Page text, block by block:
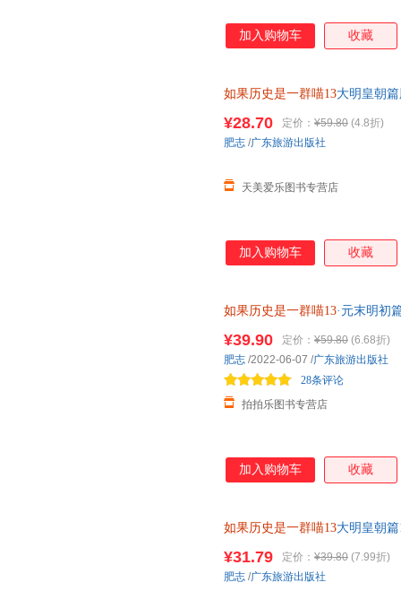
加入购物车 收藏
如果历史是一群喵13大明皇朝
¥28.70 定价： ¥59.80 (4.8折)
天美爱乐图书专营店
肥志 /广东旅游出版社
加入购物车 收藏
如果历史是一群喵13·元末明初
¥39.90 定价： ¥59.80 (6.68折)
拍拍乐图书专营店
28条评论
肥志 /2022-06-07 /广东旅游出版社
加入购物车 收藏
如果历史是一群喵13大明皇朝
¥31.79 定价： ¥39.80 (7.99折)
肥志 /广东旅游出版社